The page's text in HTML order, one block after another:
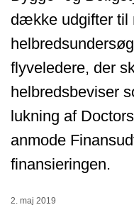
dække udgifter til
flyveledere, der
helbredsbeviser
lukning af
anmode
finansieringen.
2. maj 2019